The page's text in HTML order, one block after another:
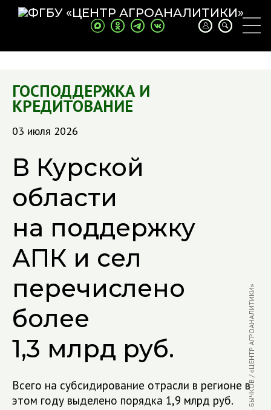
ГОСПОДДЕРЖКА И
КРЕДИТОВАНИЕ
03 июля 2026
В Курской
области
на поддержку
АПК и сел
перечислено
более
1,3 млрд руб.
Всего на субсидирование отрасли в регионе в
этом году выделено порядка 1,9 млрд руб.
ФОТО: В. БЫЧКОВ / «ЦЕНТР АГРОАНАЛИТИКИ»